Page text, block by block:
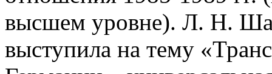
высшем уровне). Л. Н.
выступила на тему